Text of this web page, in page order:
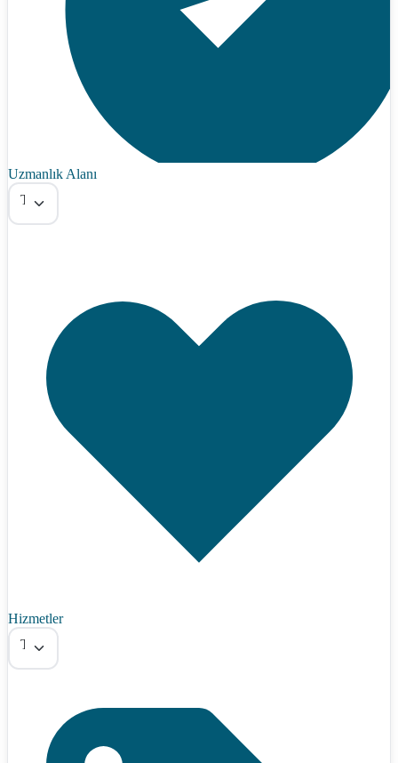
Uzmanlık Alanı
Tümü
Hizmetler
Tümü